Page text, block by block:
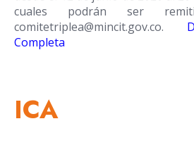
cuales podrán ser
comitetriplea@mincit.gov.co.
Completa
ICA